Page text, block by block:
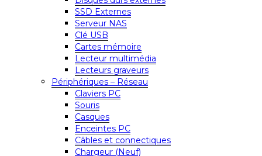
SSD Externes
Serveur NAS
Clé USB
Cartes mémoire
Lecteur multimédia
Lecteurs graveurs
Périphériques – Réseau
Claviers PC
Souris
Casques
Enceintes PC
Câbles et connectiques
Chargeur (Neuf)